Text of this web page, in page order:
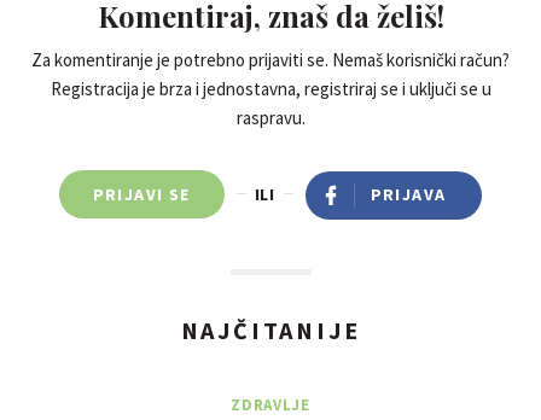
Komentiraj, znaš da želiš!
Za komentiranje je potrebno prijaviti se. Nemaš korisnički račun?
Registracija je brza i jednostavna, registriraj se i uključi se u
raspravu.
PRIJAVI SE ILI PRIJAVA
NAJČITANIJE
ZDRAVLJE